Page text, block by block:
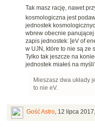
Tak masz rację, nawet
kosmologiczna jest
jednostek
wbrew obecnie
zapis jednostek: [eV of
w UJN, które to nie są ze
Tylko tak jeszcze na
jednostek miałeś na
Mieszasz dwa układy
to nie eV.
Gość Astro 12 lipca